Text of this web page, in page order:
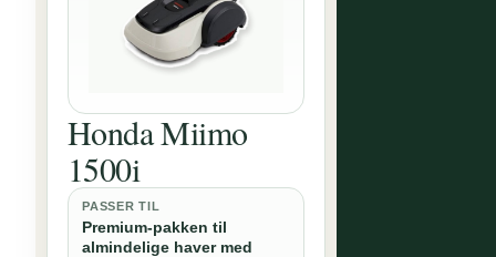
Honda Miimo
1500i
PASSER TIL
Premium-pakken til
almindelige haver med